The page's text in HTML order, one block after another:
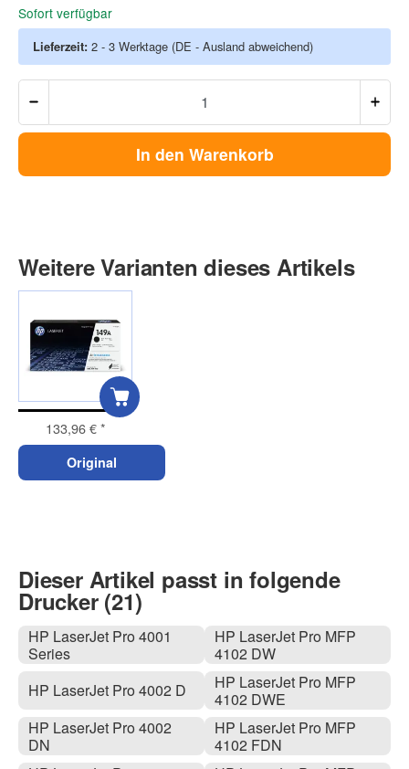
Sofort verfügbar
Lieferzeit: 2 - 3 Werktage (DE - Ausland abweichend)
In den Warenkorb
Weitere Varianten dieses Artikels
133,96 €*
Original
Dieser Artikel passt in folgende
Drucker (21)
HP LaserJet Pro 4001
Series
HP LaserJet Pro 4002 D
HP LaserJet Pro 4002
DN
HP LaserJet Pro MFP
4102 DW
HP LaserJet Pro MFP
4102 DWE
HP LaserJet Pro MFP
4102 FDN